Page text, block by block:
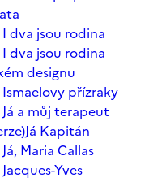
dva jsou rodina
dva jsou rodina
designu
přízraky
a můj terapeut
Já Kapitán
Maria Callas
Yves